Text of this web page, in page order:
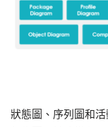
狀態圖、序列圖和